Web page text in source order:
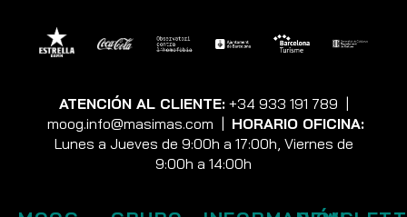
ATENCIÓN AL CLIENTE: +34 933 191 789 |
moog.info@masimas.com | HORARIO OFICINA:
Lunes a Jueves de 9:00h a 17:00h, Viernes de
9:00h a 14:00h